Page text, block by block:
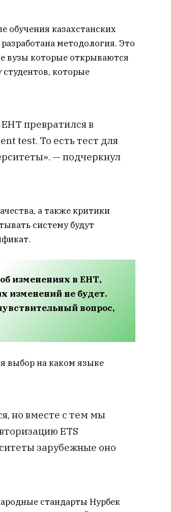
обучения казахстанских
методология. Это
вузы которые открываются
которые
превратился в
test. То есть тест для
— подчеркнул
а также критики
систему будут
об изменениях в ЕНТ,
изменений не будет.
вопрос,
выбор на каком языке
но вместе с тем мы
ETS
зарубежные оно
стандарты Нурбек